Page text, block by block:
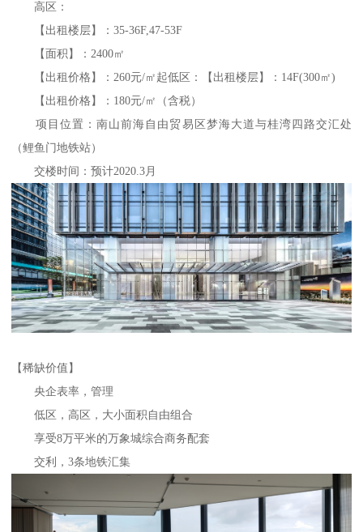
高区：
【出租楼层】：35-36F,47-53F
【面积】：2400㎡
【出租价格】：260元/㎡起低区：【出租楼层】：14F(300㎡)
【出租价格】：180元/㎡（含税）
项目位置：南山前海自由贸易区梦海大道与桂湾四路交汇处
（鲤鱼门地铁站）
交楼时间：预计2020.3月
【稀缺价值】
央企表率，管理
低区，高区，大小面积自由组合
享受8万平米的万象城综合商务配套
交利，3条地铁汇集